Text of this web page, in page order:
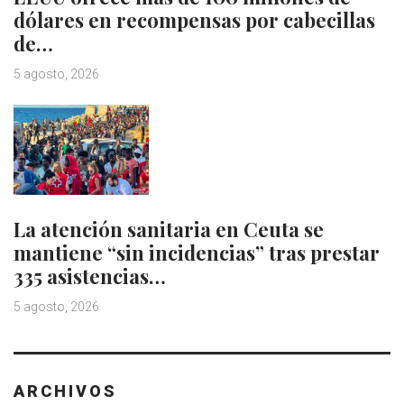
dólares en recompensas por cabecillas
de…
5 agosto, 2026
La atención sanitaria en Ceuta se
mantiene “sin incidencias” tras prestar
335 asistencias…
5 agosto, 2026
ARCHIVOS